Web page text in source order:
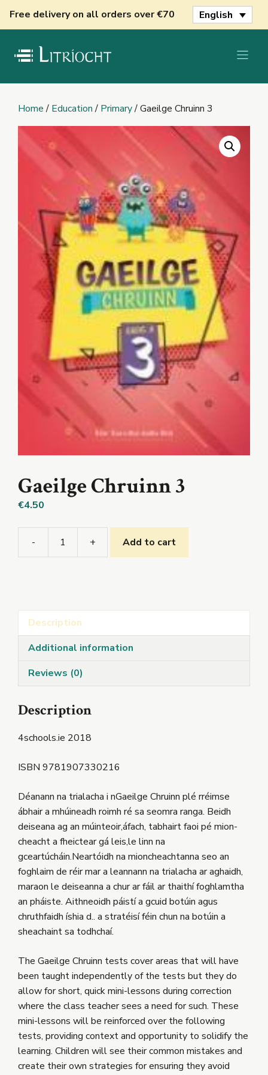
Free delivery on all orders over €70 English
Home/ Education/ Primary/ Gaeilge Chruinn 3
Gaeilge Chruinn 3
€4.50
-
Gaeilge
+ Add to cart
Description
Additional information
Reviews (0)
Description
4schools.ie 2018
ISBN 9781907330216
Déanann na trialacha i nGaeilge Chruinn plé rréimse
ábhair a mhúineadh roimh ré sa seomra ranga. Beidh
deiseana ag an múinteoir,áfach, tabhairt faoi pé mion-
cheacht a fheictear gá leis,le linn na
gceartúcháin.Neartóidh na mioncheachtanna seo an
foghlaim de réir mar a leannann na trialacha ar aghaidh,
maraon le deiseanna a chur ar fáil ar thaithí foghlamtha
an pháiste. Aithneoidh páistí a gcuid botúin agus
chruthfaidh íshia d.. a stratéisí féin chun na botúin a
sheachaint sa todhchaí.
The Gaeilge Chruinn tests cover areas that will have
been taught independently of the tests but they do
allow for short, quick mini-lessons during correction
where the class teacher sees a need for such. These
mini-lessons will be reinforced over the following
tests, providing context and opportunity to solidify the
learning. Children will see their common mistakes and
create their own strategies for ensuring they avoid